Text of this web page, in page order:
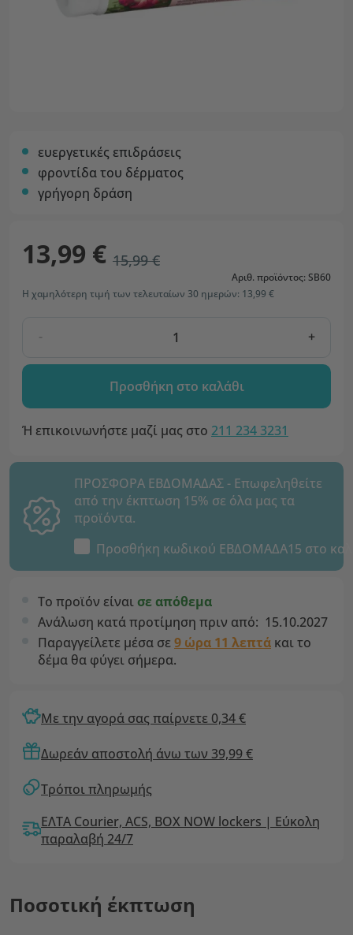
ευεργετικές επιδράσεις
φροντίδα του δέρματος
γρήγορη δράση
13,99 € 15,99 €
Αριθ. προϊόντος: SB60
Η χαμηλότερη τιμή των τελευταίων 30 ημερών: 13,99 €
- +
Προσθήκη στο καλάθι
Ή επικοινωνήστε μαζί μας στο 211 234 3231
ΠΡΟΣΦΟΡΑ ΕΒΔΟΜΑΔΑΣ - Επωφεληθείτε
από την έκπτωση 15% σε όλα μας τα
προϊόντα.
Προσθήκη κωδικού ΕΒΔΟΜΑΔΑ15 στο
Το προϊόν είναι σε απόθεμα
Ανάλωση κατά προτίμηση πριν από: 15.10.2027
Παραγγείλετε μέσα σε9 ώρα 11 λεπτά και το
δέμα θα φύγει σήμερα.
Με την αγορά σας παίρνετε 0,34 €
Δωρεάν αποστολή άνω των 39,99 €
Τρόποι πληρωμής
ΕΛΤΑ Courier, ACS, BOX NOW lockers | Εύκολη
παραλαβή 24/7
Ποσοτική έκπτωση